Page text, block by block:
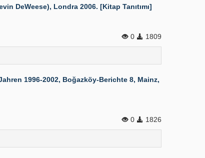
DeWeese), Londra 2006. [Kitap Tanıtımı]
0 1809
1996-2002, Boğazköy-Berichte 8, Mainz,
0 1826